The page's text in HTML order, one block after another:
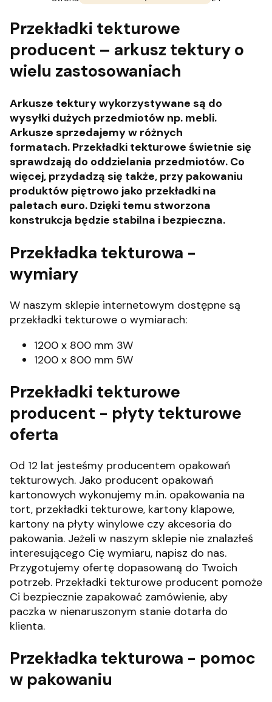
Przekładki tekturowe
producent – arkusz tektury o
wielu zastosowaniach
Arkusze tektury wykorzystywane są do
wysyłki dużych przedmiotów np. mebli.
Arkusze sprzedajemy w różnych
formatach. Przekładki tekturowe świetnie się
sprawdzają do oddzielania przedmiotów. Co
więcej, przydadzą się także, przy pakowaniu
produktów piętrowo jako przekładki na
paletach euro. Dzięki temu stworzona
konstrukcja będzie stabilna i bezpieczna.
Przekładka tekturowa -
wymiary
W naszym sklepie internetowym dostępne są
przekładki tekturowe o wymiarach:
1200 x 800 mm 3W
1200 x 800 mm 5W
Przekładki tekturowe
producent - płyty tekturowe
oferta
Od 12 lat jesteśmy producentem opakowań
tekturowych. Jako producent opakowań
kartonowych wykonujemy m.in. opakowania na
tort, przekładki tekturowe, kartony klapowe,
kartony na płyty winylowe czy akcesoria do
pakowania. Jeżeli w naszym sklepie nie znalazłeś
interesującego Cię wymiaru, napisz do nas.
Przygotujemy ofertę dopasowaną do Twoich
potrzeb. Przekładki tekturowe producent pomoże
Ci bezpiecznie zapakować zamówienie, aby
paczka w nienaruszonym stanie dotarła do
klienta.
Przekładka tekturowa - pomoc
w pakowaniu